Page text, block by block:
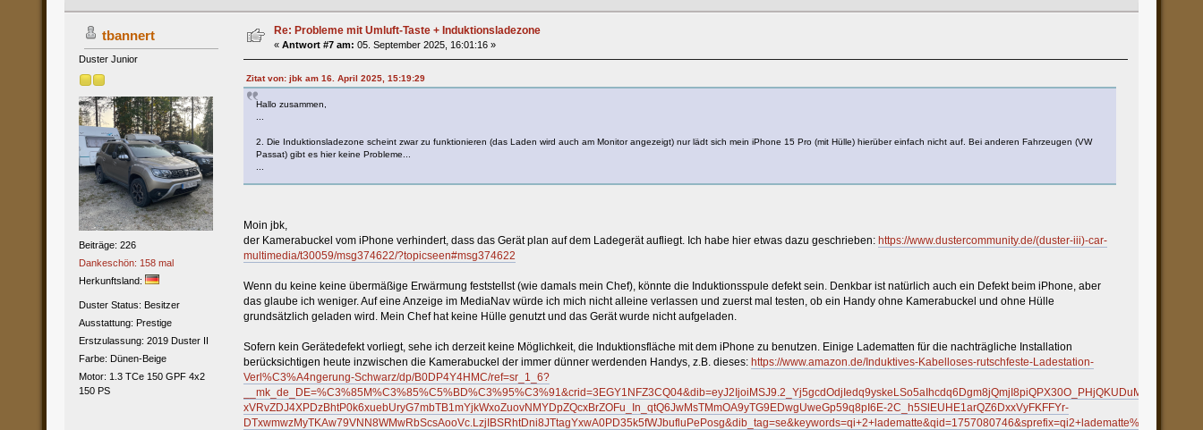
tbannert
Duster Junior
Beiträge: 226
Dankeschön: 158 mal
Herkunftsland:
Duster Status: Besitzer
Ausstattung: Prestige
Erstzulassung: 2019 Duster II
Farbe: Dünen-Beige
Motor: 1.3 TCe 150 GPF 4x2
150 PS
Re: Probleme mit Umluft-Taste + Induktionsladezone
« Antwort #7 am: 05. September 2025, 16:01:16 »
Zitat von: jbk am 16. April 2025, 15:19:29
Hallo zusammen,
...
2. Die Induktionsladezone scheint zwar zu funktionieren (das Laden wird auch am Monitor angezeigt) nur lädt sich mein iPhone 15 Pro (mit Hülle) hierüber einfach nicht auf. Bei anderen Fahrzeugen (VW
Passat) gibt es hier keine Probleme...
...
Moin jbk,
der Kamerabuckel vom iPhone verhindert, dass das Gerät plan auf dem Ladegerät aufliegt. Ich habe hier etwas dazu geschrieben: https://www.dustercommunity.de/(duster-iii)-car-
multimedia/t30059/msg374622/?topicseen#msg374622
Wenn du keine keine übermäßige Erwärmung feststellst (wie damals mein Chef), könnte die Induktionsspule defekt sein. Denkbar ist natürlich auch ein Defekt beim iPhone, aber
das glaube ich weniger. Auf eine Anzeige im MediaNav würde ich mich nicht alleine verlassen und zuerst mal testen, ob ein Handy ohne Kamerabuckel und ohne Hülle
grundsätzlich geladen wird. Mein Chef hat keine Hülle genutzt und das Gerät wurde nicht aufgeladen.
Sofern kein Gerätedefekt vorliegt, sehe ich derzeit keine Möglichkeit, die Induktionsfläche mit dem iPhone zu benutzen. Einige Ladematten für die nachträgliche Installation
berücksichtigen heute inzwischen die Kamerabuckel der immer dünner werdenden Handys, z.B. dieses: https://www.amazon.de/Induktives-Kabelloses-rutschfeste-Ladestation-
Verl%C3%A4ngerung-Schwarz/dp/B0DP4Y4HMC/ref=sr_1_6?
xVRvZDJ4XPDzBhtP0k6xuebUryG7mbTB1mYjkWxoZuovNMYDpZQcxBrZOFu_In_qtQ6JwMsTMmOA9yTG9EDwgUweGp59q8pI6E-2C_h5SlEUHE1arQZ6DxxVyFKFFYr-